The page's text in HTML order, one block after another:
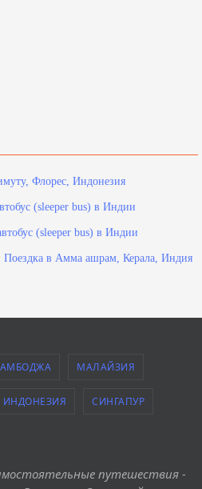
Флорес, Индонезия
(sleeper bus) в Индии
(sleeper bus) в Индии
Поездка в Амма ашрам, Керала, Индия
МАЛАЙЗИЯ
ИНДОНЕЗИЯ СИНГАПУР
путешествия -